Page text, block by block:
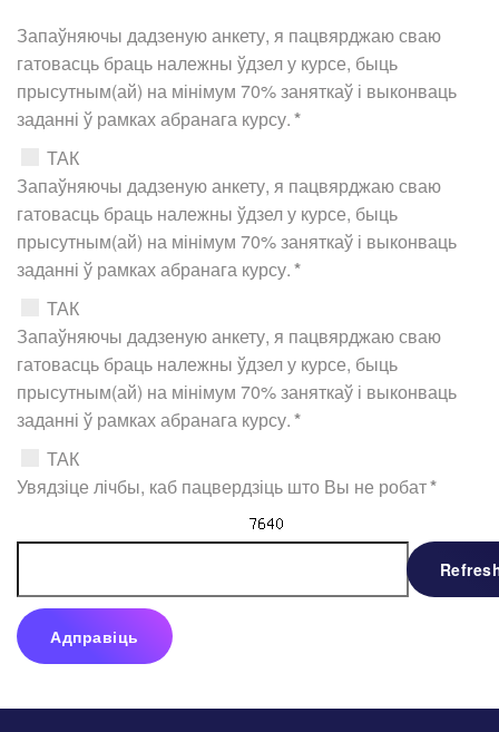
Запаўняючы дадзеную анкету, я пацвярджаю сваю
гатовасць браць належны ўдзел у курсе, быць
прысутным(ай) на мінімум 70% заняткаў і выконваць
заданні ў рамках абранага курсу.*
ТАК
Запаўняючы дадзеную анкету, я пацвярджаю сваю
гатовасць браць належны ўдзел у курсе, быць
прысутным(ай) на мінімум 70% заняткаў і выконваць
заданні ў рамках абранага курсу.*
ТАК
Запаўняючы дадзеную анкету, я пацвярджаю сваю
гатовасць браць належны ўдзел у курсе, быць
прысутным(ай) на мінімум 70% заняткаў і выконваць
заданні ў рамках абранага курсу.*
ТАК
Увядзіце лічбы, каб пацвердзіць што Вы не робат*
Адправіць